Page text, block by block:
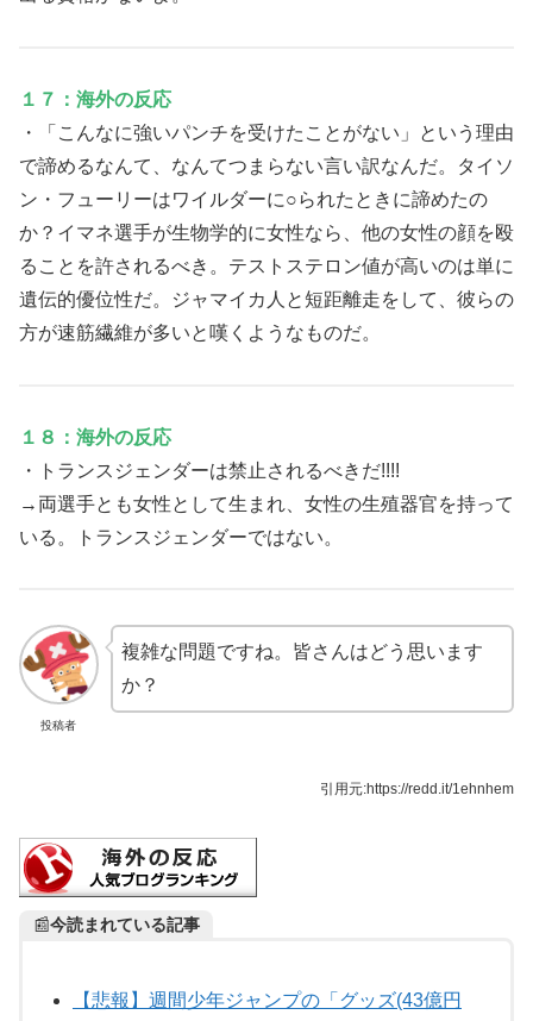
１７：海外の反応
・「こんなに強いパンチを受けたことがない」という理由
で諦めるなんて、なんてつまらない言い訳なんだ。タイソ
ン・フューリーはワイルダーに○られたときに諦めたの
か？イマネ選手が生物学的に女性なら、他の女性の顔を殴
ることを許されるべき。テストステロン値が高いのは単に
遺伝的優位性だ。ジャマイカ人と短距離走をして、彼らの
方が速筋繊維が多いと嘆くようなものだ。
１８：海外の反応
・トランスジェンダーは禁止されるべきだ!!!!
→両選手とも女性として生まれ、女性の生殖器官を持って
いる。トランスジェンダーではない。
投稿者
複雑な問題ですね。皆さんはどう思います
か？
引用元:https://redd.it/1ehnhem
📰今読まれている記事
【悲報】週間少年ジャンプの「グッズ(43億円